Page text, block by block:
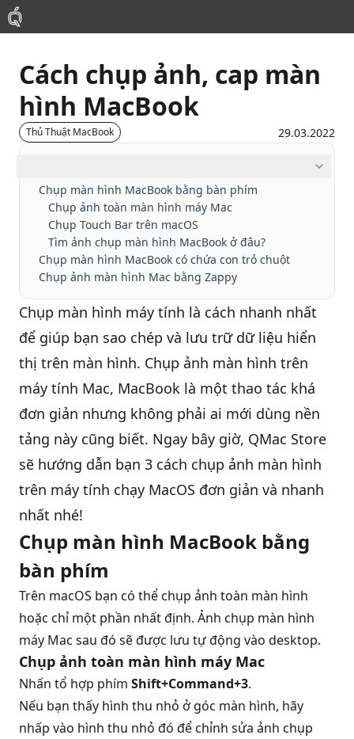
Mac
MacBook Pro
Phụ Kiện
Thu Mua
Sửa Chữa
Thay Linh Kiện
QBlog
Cách chụp ảnh, cap màn
hình MacBook
Thủ Thuật MacBook 29.03.2022
Chụp màn hình MacBook bằng bàn phím
Chụp ảnh toàn màn hình máy Mac
Chụp Touch Bar trên macOS
Tìm ảnh chụp màn hình MacBook ở đâu?
Chụp màn hình MacBook có chứa con trỏ chuột
Chụp ảnh màn hình Mac bằng Zappy
Chụp màn hình máy tính là cách nhanh nhất
để giúp bạn sao chép và lưu trữ dữ liệu hiển
thị trên màn hình. Chụp ảnh màn hình trên
máy tính Mac, MacBook là một thao tác khá
đơn giản nhưng không phải ai mới dùng nền
tảng này cũng biết. Ngay bây giờ, QMac Store
sẽ hướng dẫn bạn 3 cách chụp ảnh màn hình
trên máy tính chạy MacOS đơn giản và nhanh
nhất nhé!
Chụp màn hình MacBook bằng
bàn phím
Trên macOS bạn có thể chụp ảnh toàn màn hình
hoặc chỉ một phần nhất định. Ảnh chụp màn hình
máy Mac sau đó sẽ được lưu tự động vào desktop.
Chụp ảnh toàn màn hình máy Mac
Nhấn tổ hợp phím Shift+Command+3.
Nếu bạn thấy hình thu nhỏ ở góc màn hình, hãy
nhấp vào hình thu nhỏ đó để chỉnh sửa ảnh chụp